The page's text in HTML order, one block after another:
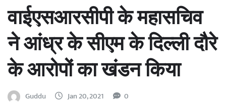
वाईएसआरसीपी के महासचिव
ने आंध्र के सीएम के दिल्ली दौरे
के आरोपों का खंडन किया
Guddu Jan 20, 2021 0